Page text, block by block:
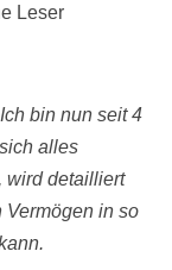
Leser
bin nun seit 4
alles
wird detailliert
Vermögen in so